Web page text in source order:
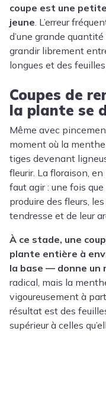
coupe est une
jeune . L’erreur
d’une grande
grandir librement
longues et des feuilles
Coupes de
la plante se
Même avec
moment où la
tiges devenant
fleurir. La floraison,
faut agir : une fois
produire des fleurs,
tendresse et de leur
À ce stade, une
plante entière à
la base — donne un
radical, mais la
vigoureusement à
résultat est des
supérieur à celles